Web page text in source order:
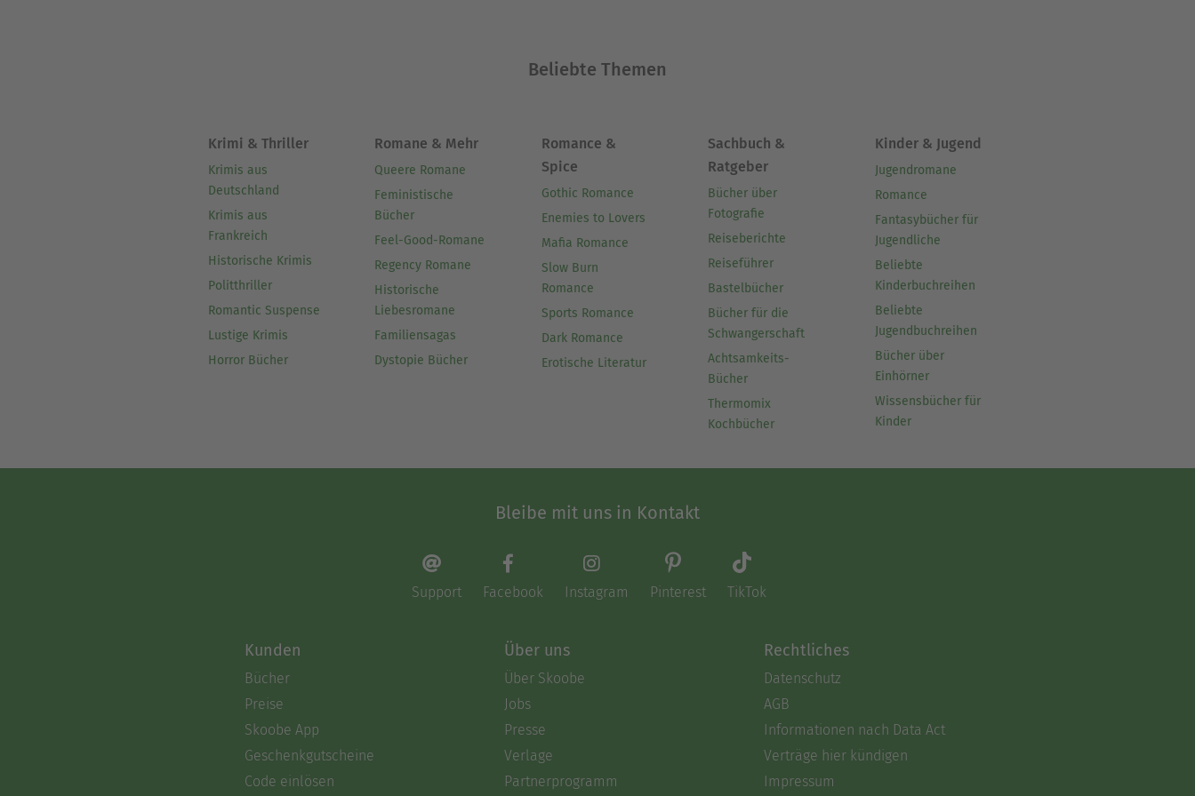
Beliebte Themen
Krimi & Thriller
Krimis aus
Deutschland
Krimis aus
Frankreich
Historische Krimis
Politthriller
Romantic Suspense
Lustige Krimis
Horror Bücher
Romane & Mehr
Queere Romane
Feministische
Bücher
Feel-Good-Romane
Regency Romane
Historische
Liebesromane
Familiensagas
Dystopie Bücher
Romance &
Spice
Gothic Romance
Enemies to Lovers
Mafia Romance
Slow Burn
Romance
Sports Romance
Dark Romance
Erotische Literatur
Sachbuch &
Ratgeber
Bücher über
Fotografie
Reiseberichte
Reiseführer
Bastelbücher
Bücher für die
Schwangerschaft
Achtsamkeits-
Bücher
Thermomix
Kochbücher
Kinder & Jugend
Jugendromane
Romance
Fantasybücher für
Jugendliche
Beliebte
Kinderbuchreihen
Beliebte
Jugendbuchreihen
Bücher über
Einhörner
Wissensbücher für
Kinder
Bleibe mit uns in Kontakt
Support Facebook Instagram Pinterest TikTok
Kunden
Bücher
Preise
Skoobe App
Geschenkgutscheine
Code einlösen
Über uns
Über Skoobe
Jobs
Presse
Verlage
Partnerprogramm
Rechtliches
Datenschutz
AGB
Informationen nach Data Act
Verträge hier kündigen
Impressum